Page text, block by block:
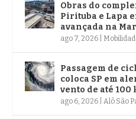
Obras do
Pirituba e Lapa
avançada na
ago 7, 2026
Passagem de
coloca SP em
vento de até 100
ago 6, 2026 |Alô São